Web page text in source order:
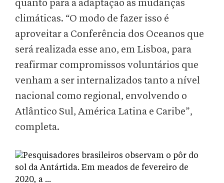
quanto para a adaptação às mudanças
climáticas. “O modo de fazer isso é
aproveitar a Conferência dos Oceanos que
será realizada esse ano, em Lisboa, para
reafirmar compromissos voluntários que
venham a ser internalizados tanto a nível
nacional como regional, envolvendo o
Atlântico Sul, América Latina e Caribe”,
completa.